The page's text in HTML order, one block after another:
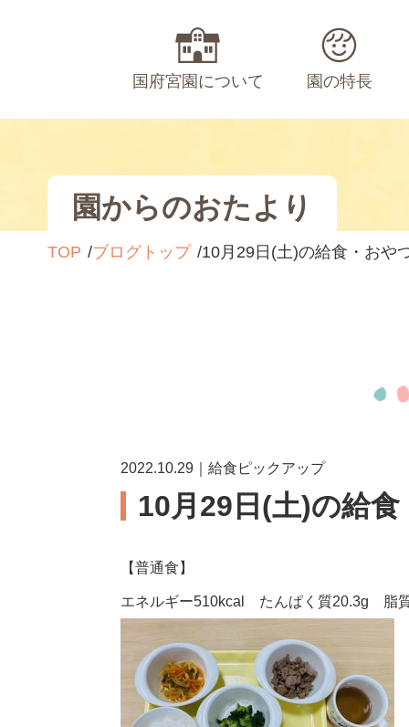
国府宮園について 園の特長
園からのおたより
TOP ブログトップ 10月29日(土)の給食・おや
2022.10.29｜給食ピックアップ
10月29日(土)の給食
【普通食】
エネルギー510kcal たんぱく質20.3g 脂